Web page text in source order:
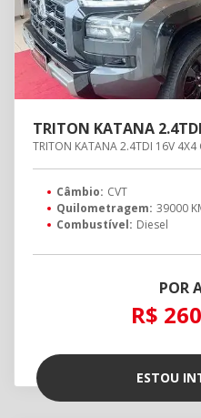
TRITON KATANA
TRITON KATANA 2.4TDI 16V 4X4
Câmbio: CVT
Quilometragem: 39000
Combustível: Diesel
POR
R$
ESTOU